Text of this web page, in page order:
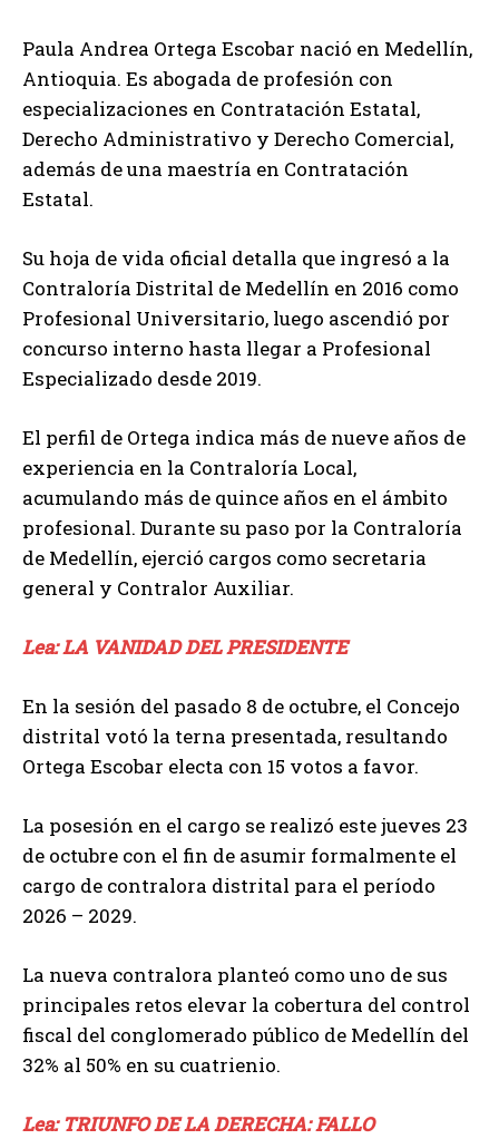
Paula Andrea Ortega Escobar nació en Medellín,
Antioquia. Es abogada de profesión con
especializaciones en Contratación Estatal,
Derecho Administrativo y Derecho Comercial,
además de una maestría en Contratación
Estatal.
Su hoja de vida oficial detalla que ingresó a la
Contraloría Distrital de Medellín en 2016 como
Profesional Universitario, luego ascendió por
concurso interno hasta llegar a Profesional
Especializado desde 2019.
El perfil de Ortega indica más de nueve años de
experiencia en la Contraloría Local,
acumulando más de quince años en el ámbito
profesional. Durante su paso por la Contraloría
de Medellín, ejerció cargos como secretaria
general y Contralor Auxiliar.
Lea: LA VANIDAD DEL PRESIDENTE
En la sesión del pasado 8 de octubre, el Concejo
distrital votó la terna presentada, resultando
Ortega Escobar electa con 15 votos a favor.
La posesión en el cargo se realizó este jueves 23
de octubre con el fin de asumir formalmente el
cargo de contralora distrital para el período
2026 – 2029.
La nueva contralora planteó como uno de sus
principales retos elevar la cobertura del control
fiscal del conglomerado público de Medellín del
32% al 50% en su cuatrienio.
Lea: TRIUNFO DE LA DERECHA: FALLO